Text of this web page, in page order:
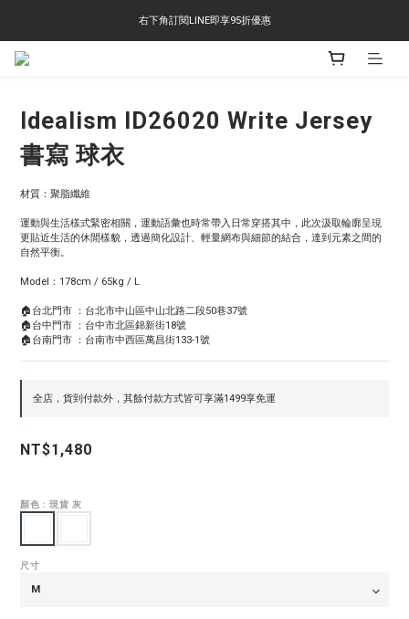
右下角訂閱LINE即享95折優惠
右下角訂閱LINE即享95折優惠
TS-2618 涼感短T 多版型選擇,涼感優惠 單件390 兩件750 三件1000 十件3000
Idealism ID26020 Write Jersey
書寫 球衣
材質：聚脂纖維
運動與生活樣式緊密相關，運動語彙也時常帶入日常穿搭其中，此次汲取輪廓呈現
更貼近生活的休閒樣貌，透過簡化設計、輕量網布與細節的結合，達到元素之間的
自然平衡。
Model：178cm / 65kg / L
🏠台北門市 ：台北市中山區中山北路二段50巷37號
🏠台中門市 ：台中市北區錦新街18號
🏠台南門市 ：台南市中西區萬昌街133-1號
全店，貨到付款外，其餘付款方式皆可享滿1499享免運
NT$1,480
顏色 : 現貨 灰
尺寸